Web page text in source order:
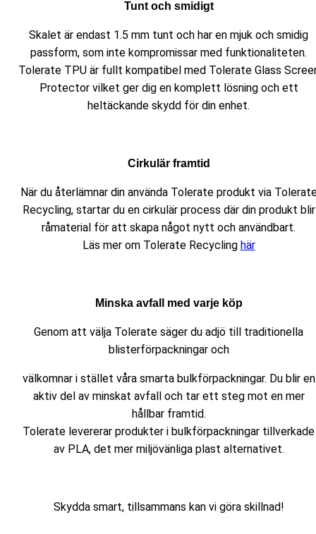
Tunt och smidigt
Skalet är endast 1.5 mm tunt och har en mjuk och smidig
passform, som inte kompromissar med funktionaliteten.
Tolerate TPU är fullt kompatibel med Tolerate Glass
Protector vilket ger dig en komplett lösning och ett
heltäckande skydd för din enhet.
Cirkulär framtid
När du återlämnar din använda Tolerate produkt via
Recycling, startar du en cirkulär process där din produkt blir
råmaterial för att skapa något nytt och användbart.
Läs mer om Tolerate Recycling här
Minska avfall med varje köp
Genom att välja Tolerate säger du adjö till traditionella
blisterförpackningar och
välkomnar i stället våra smarta bulkförpackningar. Du blir en
aktiv del av minskat avfall och tar ett steg mot en mer
hållbar framtid.
Tolerate levererar produkter i bulkförpackningar tillverkade
av PLA, det mer miljövänliga plast alternativet.
Skydda smart, tillsammans kan vi göra skillnad!